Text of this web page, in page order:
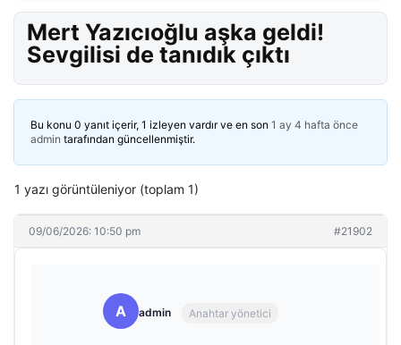
Mert Yazıcıoğlu aşka geldi!
Sevgilisi de tanıdık çıktı
Bu konu 0 yanıt içerir, 1 izleyen vardır ve en son 1 ay 4 hafta önce
admin tarafından güncellenmiştir.
1 yazı görüntüleniyor (toplam 1)
09/06/2026: 10:50 pm #21902
A admin Anahtar yönetici